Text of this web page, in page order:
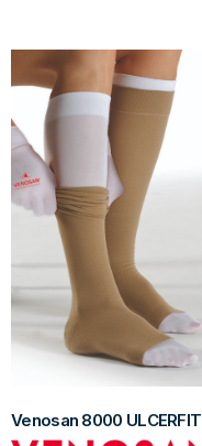
Venosan 8000 ULCERFIT